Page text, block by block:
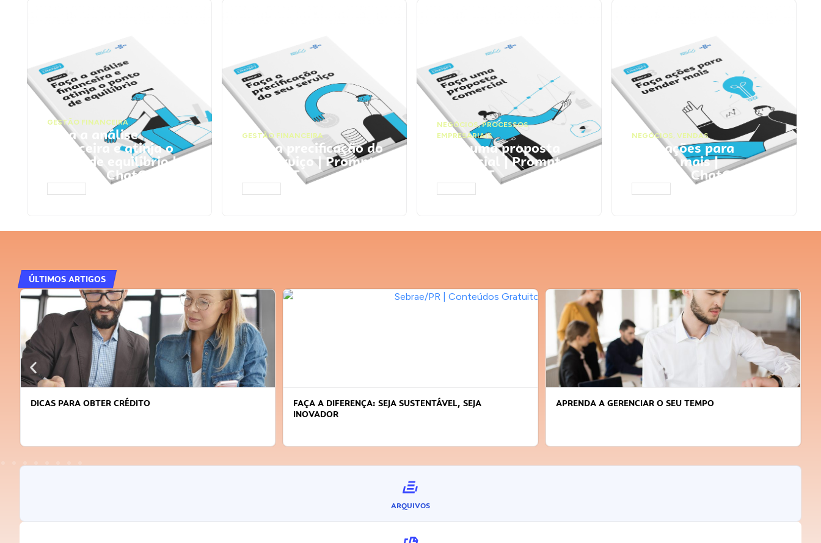
GESTÃO FINANCEIRA
Faça a análise
financeira e atinja o
ponto de equilíbrio |
Prompts ChatGPT
GESTÃO FINANCEIRA
Faça a precificação do
seu serviço | Prompts
ChatGPT
NEGÓCIOS,PROCESSOS
EMPRESARIAIS
Faça uma proposta
comercial | Prompts
ChatGPT
NEGÓCIOS, VENDAS
Faça ações para
vender mais |
Prompts ChatGPT
ÚLTIMOS ARTIGOS
DICAS PARA OBTER CRÉDITO
FAÇA A DIFERENÇA: SEJA SUSTENTÁVEL, SEJA
INOVADOR
APRENDA A GERENCIAR O SEU TEMPO
ARQUIVOS